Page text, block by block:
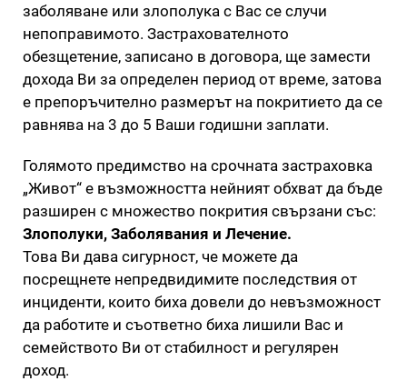
заболяване или злополука с Вас се случи
непоправимото. Застрахователното
обезщетение, записано в договора, ще замести
дохода Ви за определен период от време, затова
е препоръчително размерът на покритието да се
равнява на 3 до 5 Ваши годишни заплати.
Голямото предимство на срочната застраховка
„Живот“ е възможността нейният обхват да бъде
разширен с множество покрития свързани със:
Злополуки, Заболявания и Лечение.
Това Ви дава сигурност, че можете да
посрещнете непредвидимите последствия от
инциденти, които биха довели до невъзможност
да работите и съответно биха лишили Вас и
семейството Ви от стабилност и регулярен
доход.